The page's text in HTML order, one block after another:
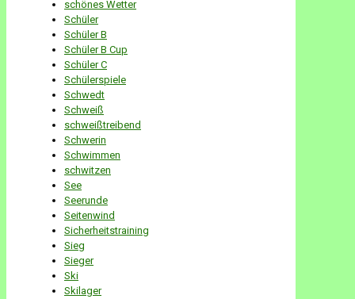
schönes Wetter
Schüler
Schüler B
Schüler B Cup
Schüler C
Schülerspiele
Schwedt
Schweiß
schweißtreibend
Schwerin
Schwimmen
schwitzen
See
Seerunde
Seitenwind
Sicherheitstraining
Sieg
Sieger
Ski
Skilager